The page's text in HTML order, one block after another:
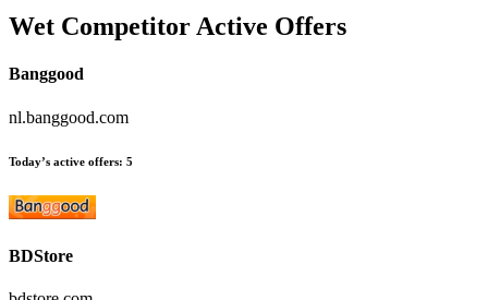
Wet Competitor Active Offers
Banggood
nl.banggood.com
Today’s active offers: 5
BDStore